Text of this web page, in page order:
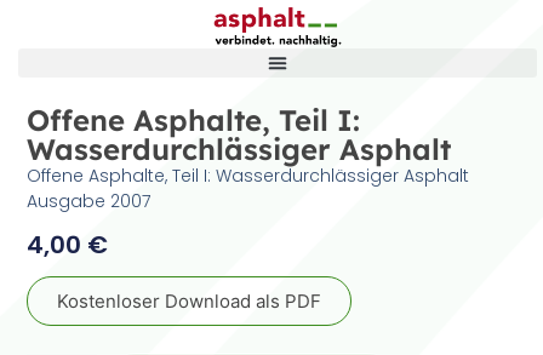
Offene Asphalte, Teil I:
Wasserdurchlässiger Asphalt
Offene Asphalte, Teil I: Wasserdurchlässiger Asphalt
Ausgabe 2007
4,00 €
Kostenloser Download als PDF